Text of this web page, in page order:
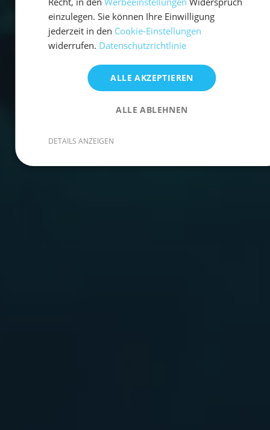
einzulegen. Sie können Ihre Einwilligung
jederzeit in den Cookie-Einstellungen
widerrufen. Datenschutzrichtlinie
ALLE AKZEPTIEREN
ALLE ABLEHNEN
DETAILS ANZEIGEN